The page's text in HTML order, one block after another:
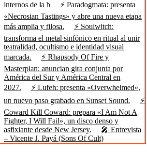
internos de la b
⚡ Paradogmata: presenta
«Necrosian Tastings» y abre una nueva etapa
más amplia y filosa.
⚡ Soulwitch:
transforma el metal sinfónico en ritual al unir
teatralidad, ocultismo e identidad visual
marcada.
⚡ Rhapsody Of Fire y
Masterplan: anuncian gira conjunta por
América del Sur y América Central en
2027.
⚡ Lufeh: presenta «Overwhelmed»,
un nuevo paso grabado en Sunset Sound.
⚡
Coward Kill Coward: prepara «I Am Not A
Fighter, I Will Fail», un disco denso y
asfixiante desde New Jersey.
🎤 Entrevista
– Vicente J. Payá (Sons Of Cult)